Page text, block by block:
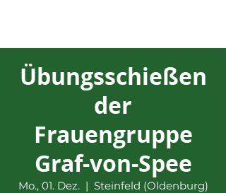
Übungsschießen
der
Frauengruppe
Graf-von-Spee
Mo., 01. Dez.
  |
Steinfeld (Oldenburg)